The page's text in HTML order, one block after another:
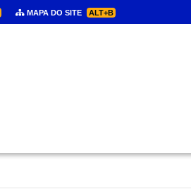
MAPA DO SITE ALT+B